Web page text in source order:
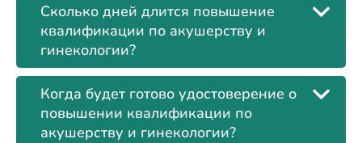
Сколько дней длится повышение
квалификации по акушерству и
гинекологии?
Когда будет готово удостоверение о
повышении квалификации по
акушерству и гинекологии?